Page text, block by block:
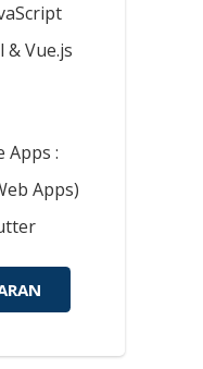
& Vue.js
Apps :
Apps)